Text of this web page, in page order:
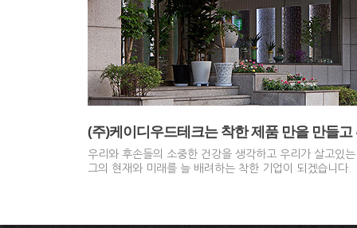
(주)케이디우드테크는 착한 제품 만을 만들
우리와 후손들의 소중한 건강을 생각하고 우리가 살고있
그의 현재와 미래를 늘 배려하는 착한 기업이 되겠습니다.